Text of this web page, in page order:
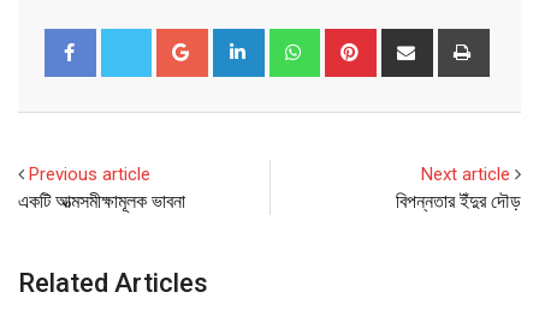
Google+ LinkedIn WhatsappPinterest Share
Previous article
একটি আত্মসমীক্ষামূলক ভাবনা
Next article
বিপন্নতার ইঁদুর দৌড়
Related Articles